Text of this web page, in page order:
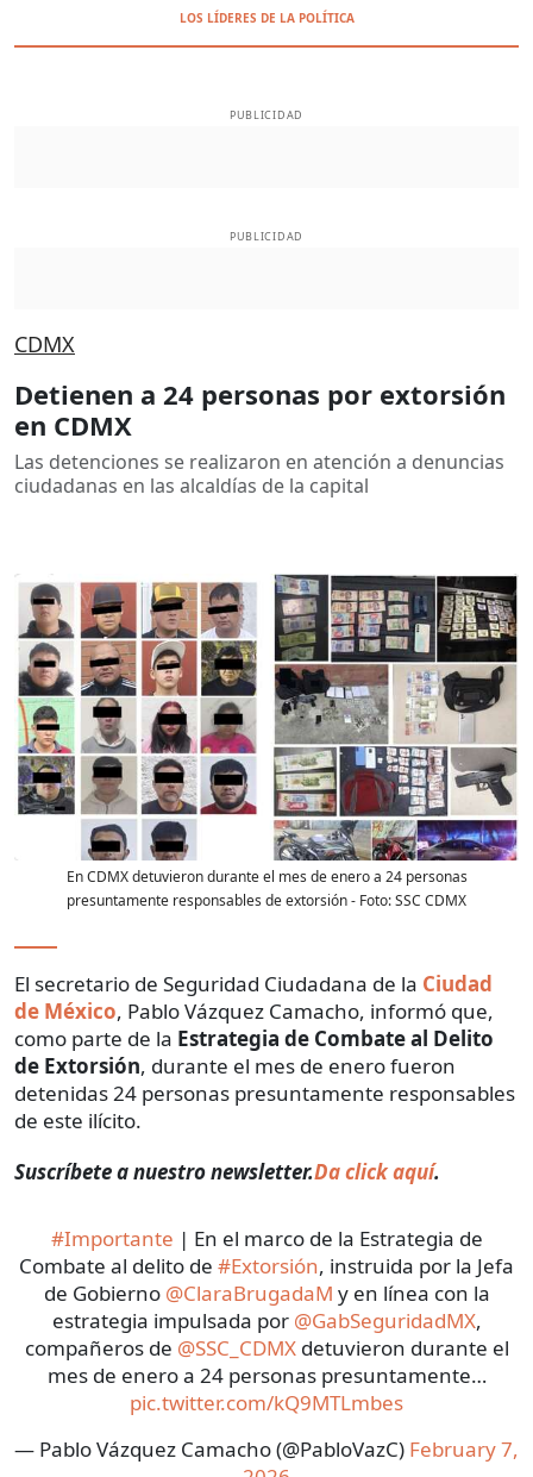
LOS LÍDERES DE LA POLÍTICA
PUBLICIDAD
PUBLICIDAD
CDMX
Detienen a 24 personas por extorsión
en CDMX
Las detenciones se realizaron en atención a denuncias
ciudadanas en las alcaldías de la capital
En CDMX detuvieron durante el mes de enero a 24 personas
presuntamente responsables de extorsión- Foto:SSC CDMX
El secretario de Seguridad Ciudadana de la Ciudad
de México, Pablo Vázquez Camacho, informó que,
como parte de la Estrategia de Combate al Delito
de Extorsión, durante el mes de enero fueron
detenidas 24 personas presuntamente responsables
de este ilícito.
Suscríbete a nuestro newsletter.Da click aquí.
#Importante | En el marco de la Estrategia de
Combate al delito de #Extorsión, instruida por la Jefa
de Gobierno @ClaraBrugadaM y en línea con la
estrategia impulsada por @GabSeguridadMX,
compañeros de @SSC_CDMXdetuvieron durante el
mes de enero a 24 personas presuntamente…
pic.twitter.com/kQ9MTLmbes
— Pablo Vázquez Camacho (@PabloVazC) February 7,